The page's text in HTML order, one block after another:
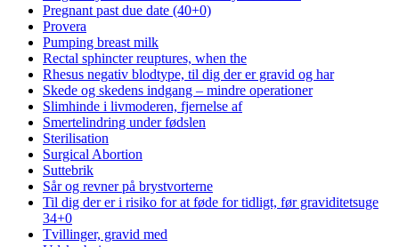
Pregnant past due date (40+0)
Provera
Pumping breast milk
Rectal sphincter reuptures, when the
Rhesus negativ blodtype, til dig der er gravid og har
Skede og skedens indgang – mindre operationer
Slimhinde i livmoderen, fjernelse af
Smertelindring under fødslen
Sterilisation
Surgical Abortion
Suttebrik
Sår og revner på brystvorterne
Til dig der er i risiko for at føde for tidligt, før graviditetsuge
34+0
Tvillinger, gravid med